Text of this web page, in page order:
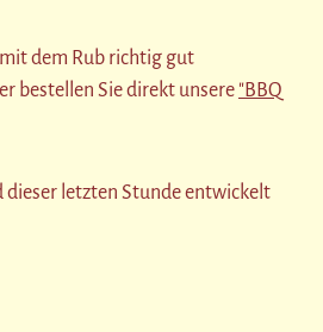
dem Rub richtig gut
bestellen Sie direkt unsere "BBQ
dieser letzten Stunde entwickelt